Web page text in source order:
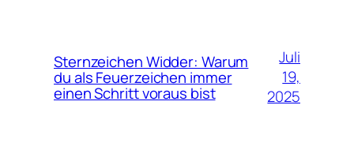
Sternzeichen Widder: Warum
du als Feuerzeichen immer
einen Schritt voraus bist
Juli
19,
2025